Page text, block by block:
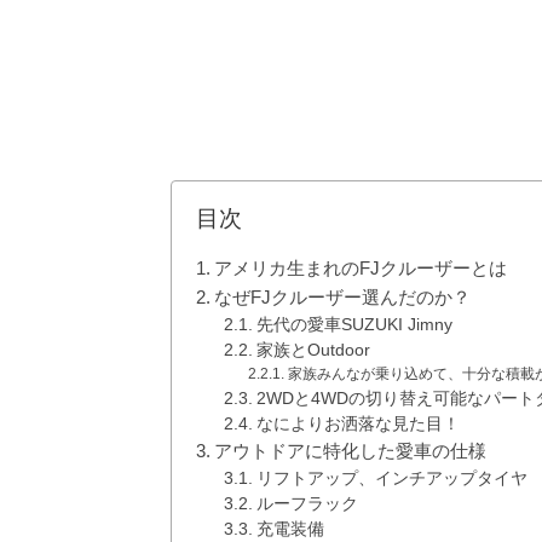
目次
アメリカ生まれのFJクルーザーとは
なぜFJクルーザー選んだのか？
先代の愛車SUZUKI Jimny
家族とOutdoor
家族みんなが乗り込めて、十分な積載
2WDと4WDの切り替え可能なパート
なによりお洒落な見た目！
アウトドアに特化した愛車の仕様
リフトアップ、インチアップタイヤ
ルーフラック
充電装備